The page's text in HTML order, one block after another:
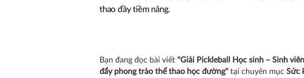
thao đầy tiềm năng.
Bạn đang đọc bài viết "Giải Pickleball Học sinh – Sinh
đẩy phong trào thể thao học đường" tại chuyên mục Sức